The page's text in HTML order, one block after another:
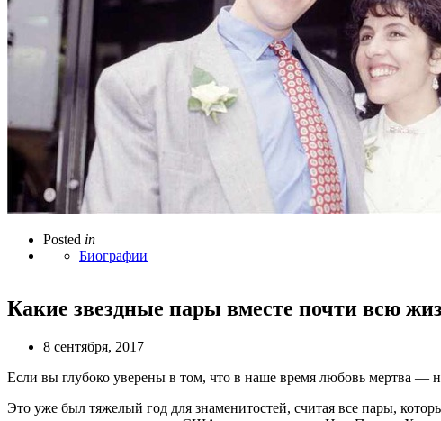
Posted in
Биографии
Какие звездные пары вместе почти всю
8 сентября, 2017
Если вы глубоко уверены в том, что в наше время любовь мертва —
Это уже был тяжелый год для знаменитостей, считая все пары,